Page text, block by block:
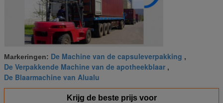
Markeringen: De Machine van de capsuleverpakking ,
De Verpakkende Machine van de apotheekblaar ,
De Blaarmachine van Alualu
Krijg de beste prijs voor